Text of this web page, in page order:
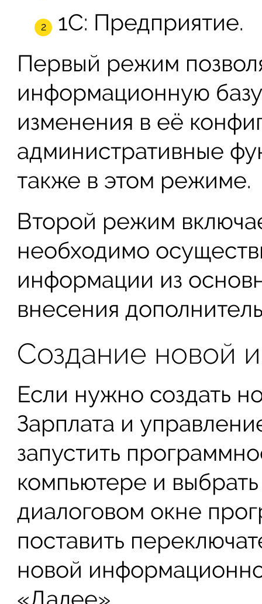
1С: Предприятие.
Первый режим
информационную
изменения в её
административные
также в этом режиме.
Второй режим
необходимо
информации из
внесения
Создание новой
Если нужно создать
Зарплата и
запустить
компьютере и
диалоговом окне
поставить
новой